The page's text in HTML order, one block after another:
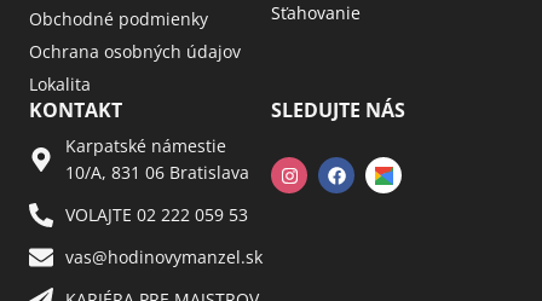
Obchodné podmienky
Ochrana osobných údajov
Lokalita
Sťahovanie
KONTAKT
Karpatské námestie
10/A, 831 06 Bratislava
VOLAJTE 02 222 059 53​
vas@hodinovymanzel.sk​
SLEDUJTE NÁS